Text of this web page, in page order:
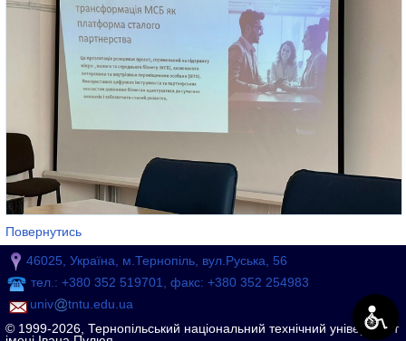
Повернутись
46025, Україна, м.Тернопіль, вул.Руська, 56
тел.: +380 352 519701, факс: +380 352 254983
univ
tntu.edu.ua
© 1999-2026, Тернопільський національний технічний університет